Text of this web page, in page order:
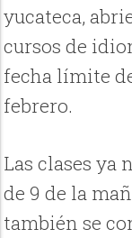
yucateca,
cursos de
fecha límite
febrero.
Las clases ya
de 9 de la
también se